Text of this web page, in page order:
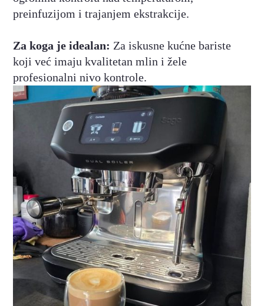
preinfuzijom i trajanjem ekstrakcije.
Za koga je idealan: Za iskusne kućne bariste
koji već imaju kvalitetan mlin i žele
profesionalni nivo kontrole.